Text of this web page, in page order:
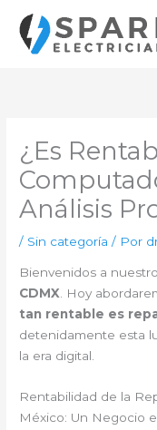
contenido
¿Es
Análisis
/ Sin categoría / Por
Bienvenidos a
CDMX. Hoy
tan rentable es
detenidamente esta
la era digital.
Rentabilidad de la
México: Un Negocio